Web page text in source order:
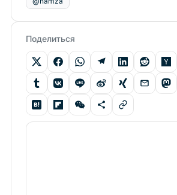
Поделиться